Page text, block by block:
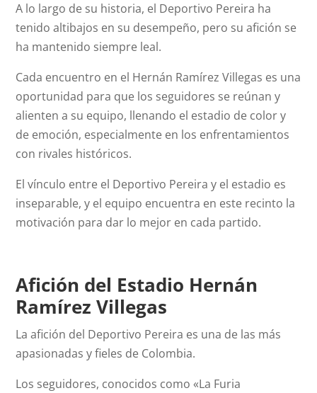
A lo largo de su historia, el Deportivo Pereira ha
tenido altibajos en su desempeño, pero su afición se
ha mantenido siempre leal.
Cada encuentro en el Hernán Ramírez Villegas es una
oportunidad para que los seguidores se reúnan y
alienten a su equipo, llenando el estadio de color y
de emoción, especialmente en los enfrentamientos
con rivales históricos.
El vínculo entre el Deportivo Pereira y el estadio es
inseparable, y el equipo encuentra en este recinto la
motivación para dar lo mejor en cada partido.
Afición del Estadio Hernán
Ramírez Villegas
La afición del Deportivo Pereira es una de las más
apasionadas y fieles de Colombia.
Los seguidores, conocidos como «La Furia